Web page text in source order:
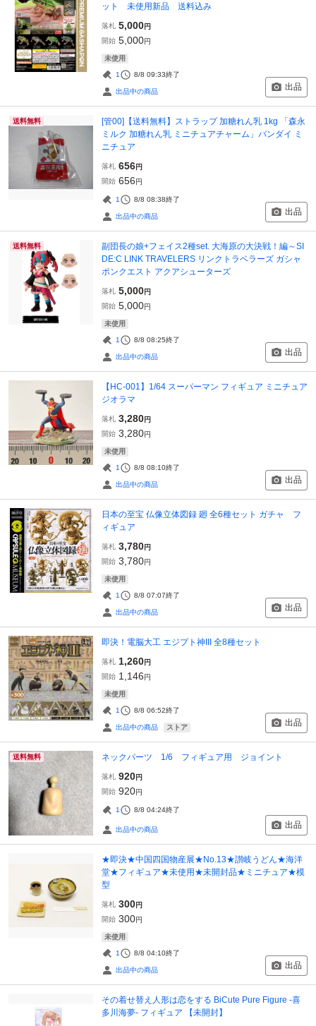
ット 未使用新品 送料込み
落札 5,000円
開始 5,000円
未使用
1 8/8 09:33終了
出品中の商品 出品
送料無料
[管00]【送料無料】ストラップ 加糖れん乳 1kg 「森永
ミルク 加糖れん乳 ミニチュアチャーム」バンダイ ミ
ニチュア
落札 656円
開始 656円
1 8/8 08:38終了
出品中の商品 出品
送料無料
副団長の娘+フェイス2種set. 大海原の大決戦！編～SI
DE:C LINK TRAVELERS リンクトラベラーズ ガシャ
ポンクエスト アクアシューターズ
落札 5,000円
開始 5,000円
未使用
1 8/8 08:25終了
出品中の商品 出品
【HC-001】1/64 スーパーマン フィギュア ミニチュア
ジオラマ
落札 3,280円
開始 3,280円
未使用
1 8/8 08:10終了
出品中の商品 出品
日本の至宝 仏像立体図録 廻 全6種セット ガチャ フ
ィギュア
落札 3,780円
開始 3,780円
未使用
1 8/8 07:07終了
出品中の商品 出品
即決！電脳大工 エジプト神III 全8種セット
落札 1,260円
開始 1,146円
未使用
1 8/8 06:52終了
出品中の商品 ストア 出品
送料無料 ネックパーツ 1/6 フィギュア用 ジョイント
落札 920円
開始 920円
1 8/8 04:24終了
出品中の商品 出品
★即決★中国四国物産展★No.13★讃岐うどん★海洋
堂★フィギュア★未使用★未開封品★ミニチュア★模
型
落札 300円
開始 300円
未使用
1 8/8 04:10終了
出品中の商品 出品
その着せ替え人形は恋をする BiCute Pure Figure -喜
多川海夢- フィギュア 【未開封】